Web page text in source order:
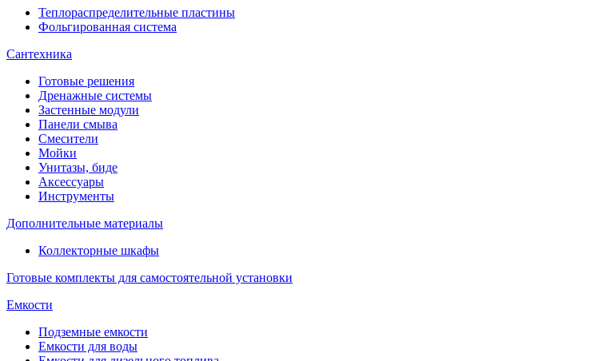
Теплораспределительные пластины
Фольгированная система
Сантехника
Готовые решения
Дренажные системы
Застенные модули
Панели смыва
Смесители
Мойки
Унитазы, биде
Аксессуары
Инструменты
Дополнительные материалы
Коллекторные шкафы
Готовые комплекты для самостоятельной установки
Емкости
Подземные емкости
Емкости для воды